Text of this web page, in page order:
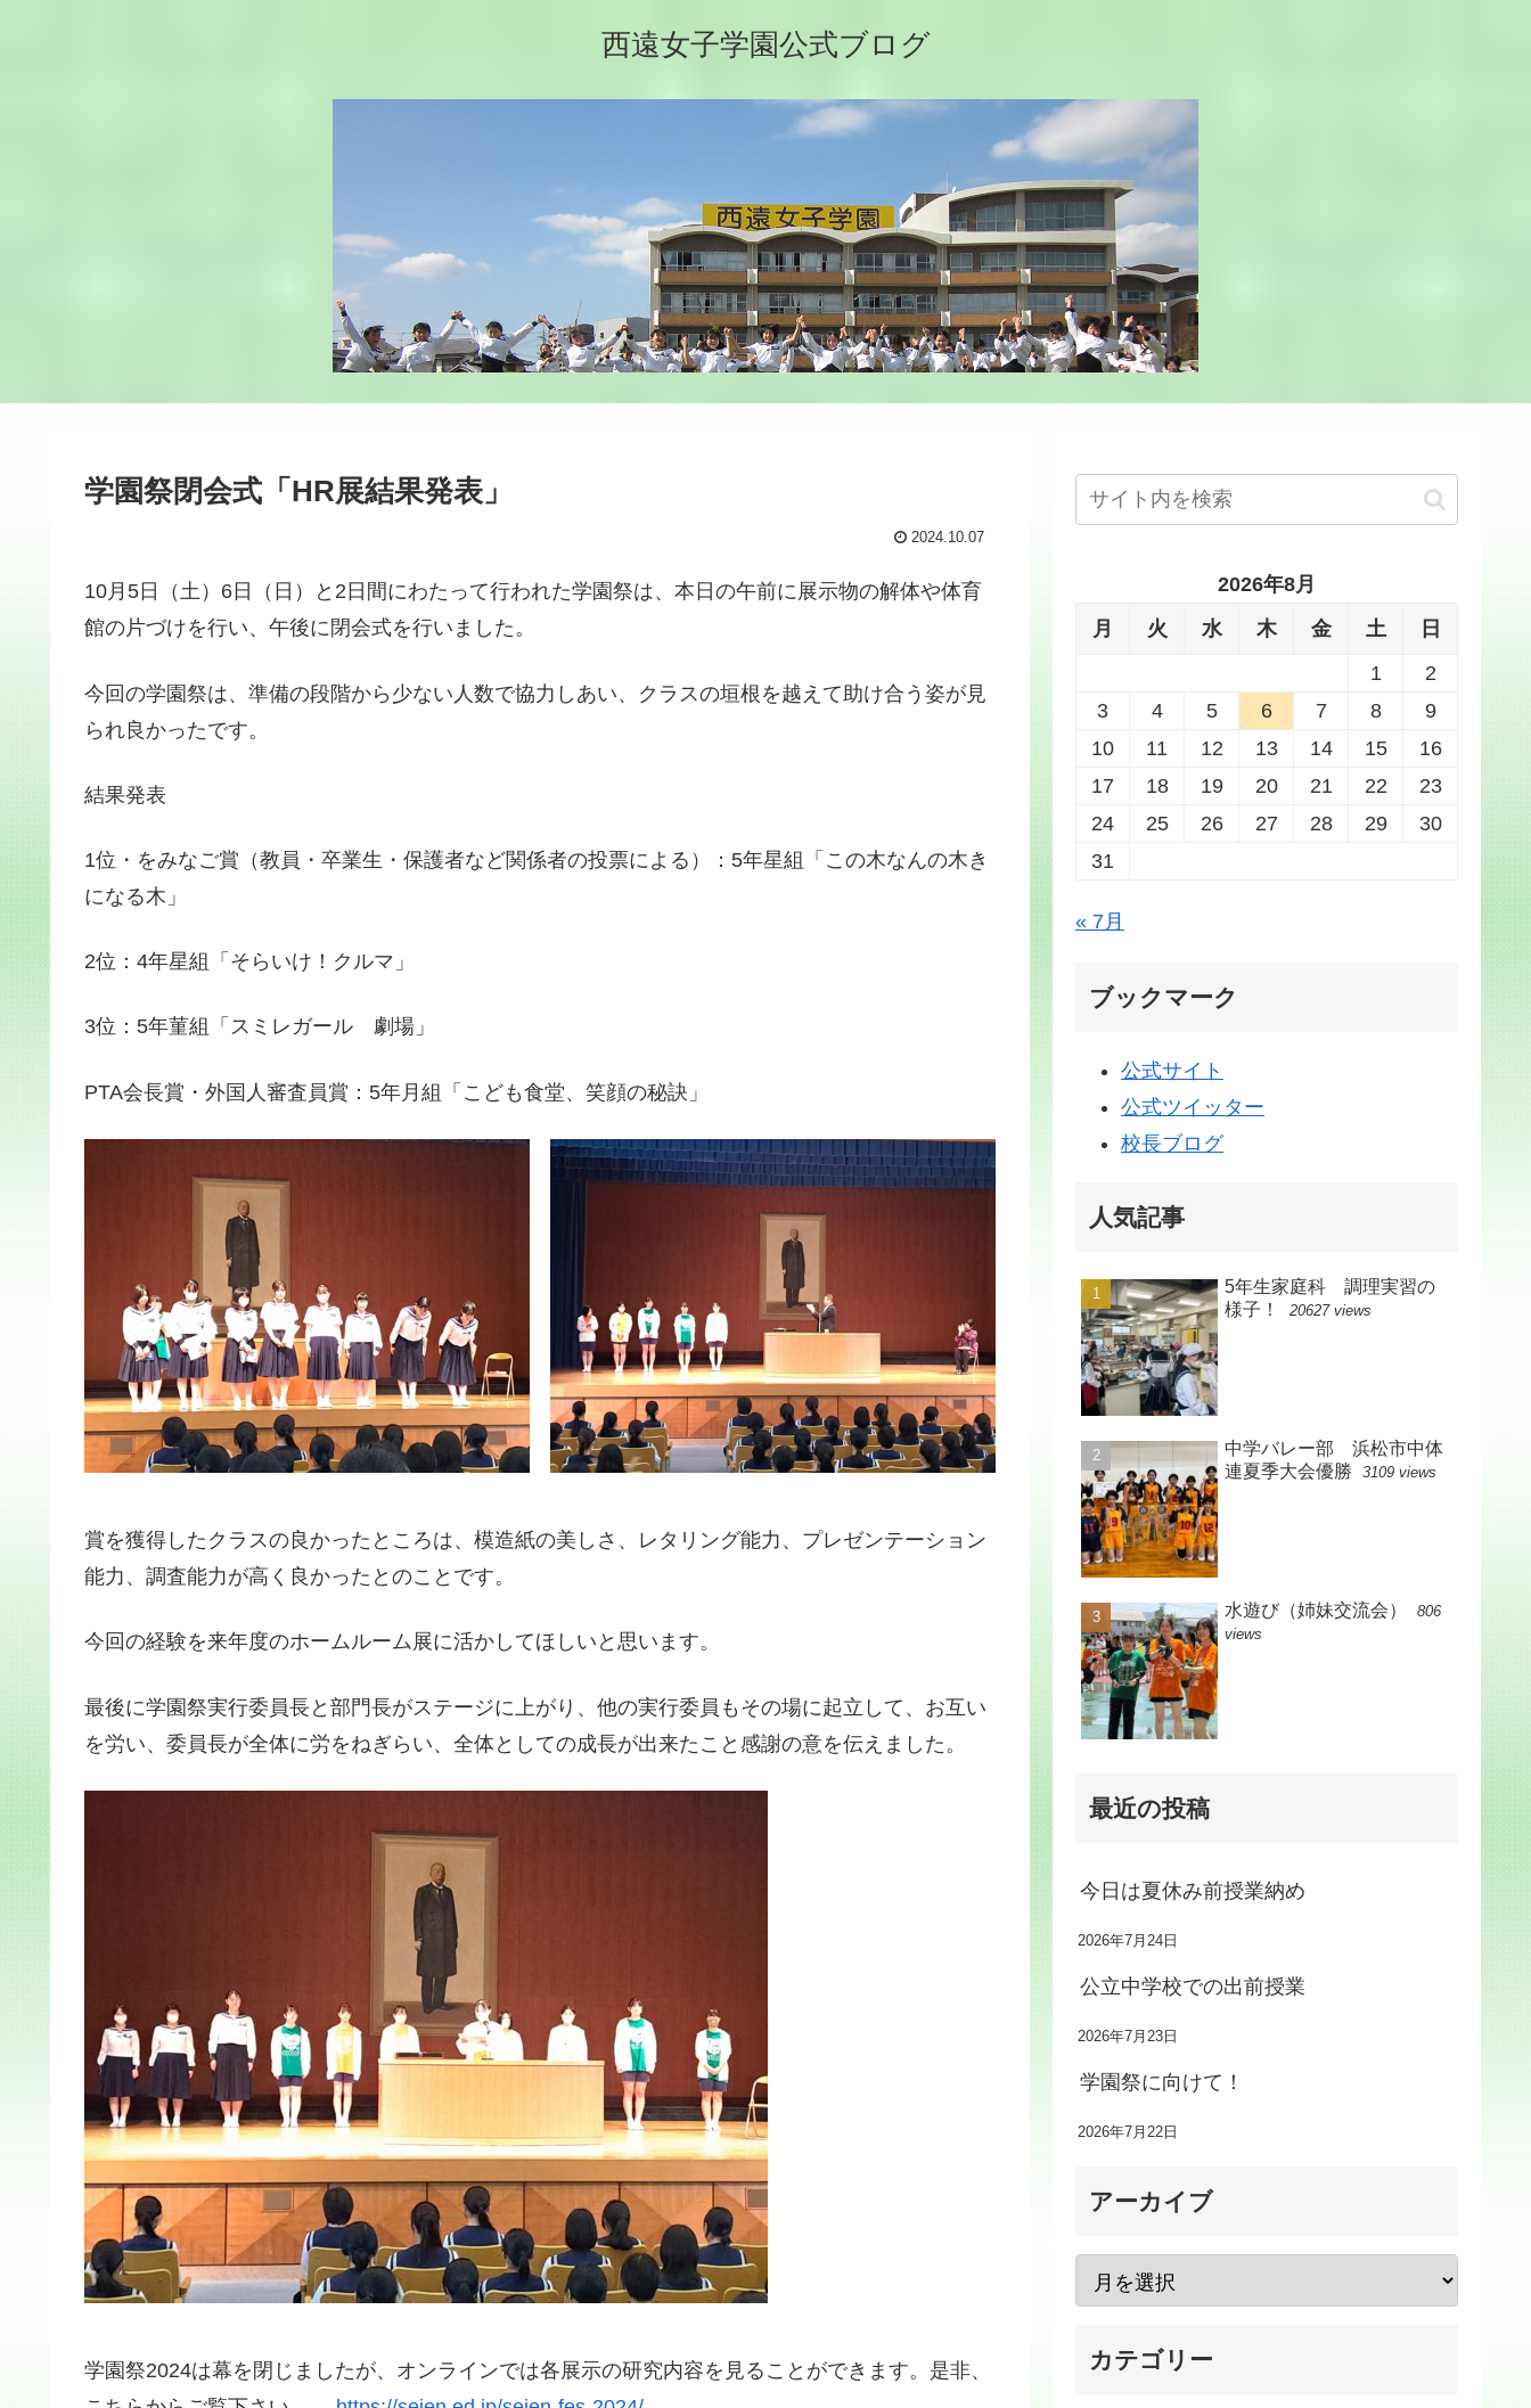
西遠女子学園公式ブログ
学園祭閉会式「HR展結果発表」
2024.10.07
10月5日（土）6日（日）と2日間にわたって行われた学園祭は、本日の午前に展示物の解体や体育
館の片づけを行い、午後に閉会式を行いました。
今回の学園祭は、準備の段階から少ない人数で協力しあい、クラスの垣根を越えて助け合う姿が見
られ良かったです。
結果発表
1位・をみなご賞（教員・卒業生・保護者など関係者の投票による）：5年星組「この木なんの木き
になる木」
2位：4年星組「そらいけ！クルマ」
3位：5年菫組「スミレガール 劇場」
PTA会長賞・外国人審査員賞：5年月組「こども食堂、笑顔の秘訣」
賞を獲得したクラスの良かったところは、模造紙の美しさ、レタリング能力、プレゼンテーション
能力、調査能力が高く良かったとのことです。
今回の経験を来年度のホームルーム展に活かしてほしいと思います。
最後に学園祭実行委員長と部門長がステージに上がり、他の実行委員もその場に起立して、お互い
を労い、委員長が全体に労をねぎらい、全体としての成長が出来たこと感謝の意を伝えました。
学園祭2024は幕を閉じましたが、オンラインでは各展示の研究内容を見ることができます。是非、
2026年8月
月
火 水 木 金 土
日
1
2
3
4 5 6 7 8
9
10
11 12 13 14 15
16
17
18 19 20 21 22
23
24
25 26 27 28 29
30
31
« 7月
ブックマーク
公式サイト
公式ツイッター
校長ブログ
人気記事
5年生家庭科 調理実習の
様子！
20627 views
中学バレー部 浜松市中体
連夏季大会優勝
3109 views
水遊び（姉妹交流会）
806
views
最近の投稿
今日は夏休み前授業納め
2026年7月24日
公立中学校での出前授業
2026年7月23日
学園祭に向けて！
2026年7月22日
アーカイブ
カテゴリー